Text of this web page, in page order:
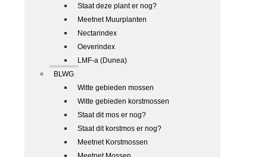
Staat deze plant er nog?
Meetnet Muurplanten
Nectarindex
Oeverindex
LMF-a (Dunea)
BLWG
Witte gebieden mossen
Witte gebieden korstmossen
Staat dit mos er nog?
Staat dit korstmos er nog?
Meetnet Korstmossen